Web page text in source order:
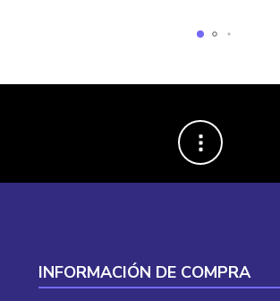
INFORMACIÓN DE COMPRA